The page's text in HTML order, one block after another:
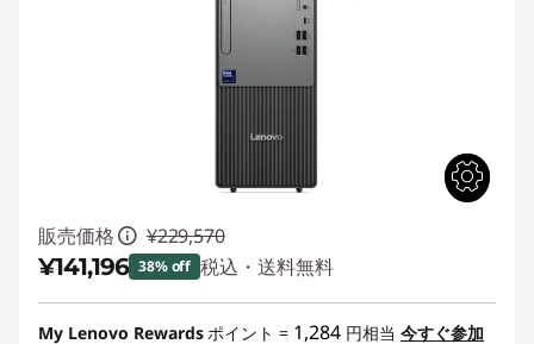
リ販売価格 ¥229,570
¥141,196 38% off 税込・送料無料
特別割引 :-¥88,374
My Lenovo Rewardsポイント = 1,284 円相当 今すぐ参加